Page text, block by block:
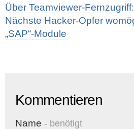
Über Teamviewer-
Nächste Hacker-Opfer
„SAP“-Module
Kommentieren
Name - benötigt